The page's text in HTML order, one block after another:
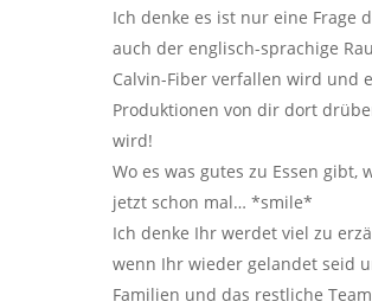
Ich denke es ist nur eine Frage
auch der englisch-sprachige
Calvin-Fiber verfallen wird und
Produktionen von dir dort
wird!
Wo es was gutes zu Essen gibt,
jetzt schon mal… *smile*
Ich denke Ihr werdet viel zu
wenn Ihr wieder gelandet seid
Familien und das restliche